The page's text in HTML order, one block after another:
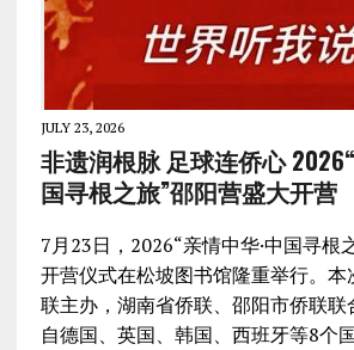
JULY 23, 2026
非遗润根脉 足球连侨心
国寻根之旅”邵阳营盛大开营
7月23日，2026“亲情中华·中国寻根
开营仪式在松坡图书馆隆重举行。本
联主办，湖南省侨联、邵阳市侨联
自德国、英国、韩国、西班牙等8个